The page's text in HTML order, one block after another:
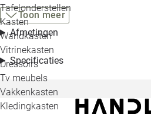
Tafelonderstellen
Kasten
Wandkasten
Vitrinekasten
Dressoirs
Tv meubels
Vakkenkasten
Kledingkasten
Toon meer
Afmetingen
Specificaties